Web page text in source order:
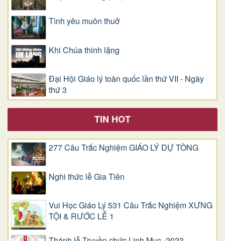
Tình yêu muôn thuở
Khi Chúa thinh lặng
Đại Hội Giáo lý toàn quốc lần thứ VII - Ngày
thứ 3
TIN HOT
277 Câu Trắc Nghiệm GIÁO LÝ DỰ TÒNG
Nghi thức lễ Gia Tiên
Vui Học Giáo Lý 531 Câu Trắc Nghiệm XƯNG
TỘI & RƯỚC LỄ 1